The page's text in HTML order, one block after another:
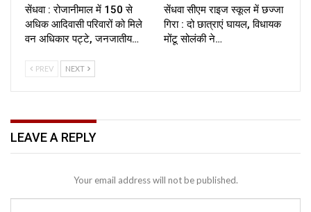
सेंधवा : रोजानीमाल में 150 से
अधिक आदिवासी परिवारों को मिले
वन अधिकार पट्टे, जनजातीय…
सेंधवा सीएम राइज स्कूल में छज्जा
गिरा : दो छात्राएं घायल, विधायक
मोंटू सोलंकी ने…
PREV NEXT
LEAVE A REPLY
Your email address will not be published.